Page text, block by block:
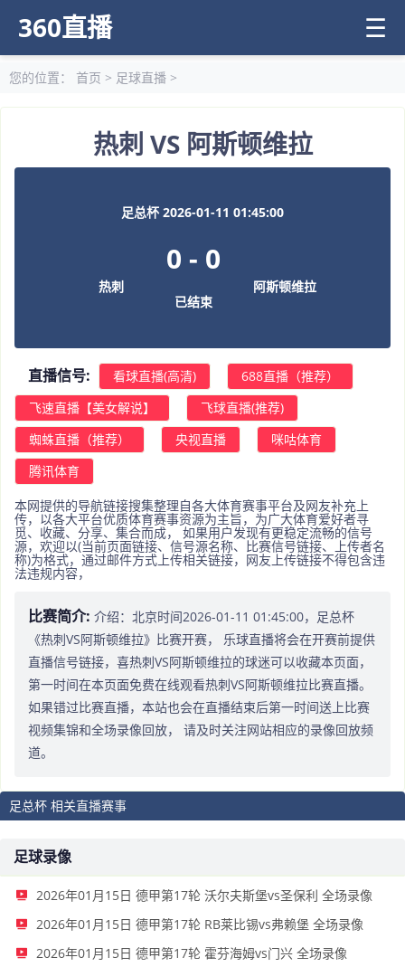
360直播 ☰
您的位置： 首页 > 足球直播 >
热刺 VS 阿斯顿维拉
足总杯 2026-01-11 01:45:00
热刺
0 - 0
已结束
阿斯顿维拉
直播信号: 看球直播(高清)
688直播（推荐）
飞速直播【美女解说】
飞球直播(推荐)
蜘蛛直播（推荐）
央视直播
咪咕体育
腾讯体育
本网提供的导航链接搜集整理自各大体育赛事平台及网友补充上
传，以各大平台优质体育赛事资源为主旨，为广大体育爱好者寻
觅、收藏、分享、集合而成， 如果用户发现有更稳定流畅的信号
源，欢迎以(当前页面链接、信号源名称、比赛信号链接、上传者名
称)为格式，通过邮件方式上传相关链接，网友上传链接不得包含违
法违规内容，
比赛简介: 介绍：北京时间2026-01-11 01:45:00，足总杯
《热刺VS阿斯顿维拉》比赛开赛， 乐球直播将会在开赛前提供
直播信号链接，喜热刺VS阿斯顿维拉的球迷可以收藏本页面，
第一时间在本页面免费在线观看热刺VS阿斯顿维拉比赛直播。
如果错过比赛直播，本站也会在直播结束后第一时间送上比赛
视频集锦和全场录像回放， 请及时关注网站相应的录像回放频
道。
足总杯 相关直播赛事
足球录像
2026年01月15日 德甲第17轮 沃尔夫斯堡vs圣保利 全场录像
2026年01月15日 德甲第17轮 RB莱比锡vs弗赖堡 全场录像
2026年01月15日 德甲第17轮 霍芬海姆vs门兴 全场录像